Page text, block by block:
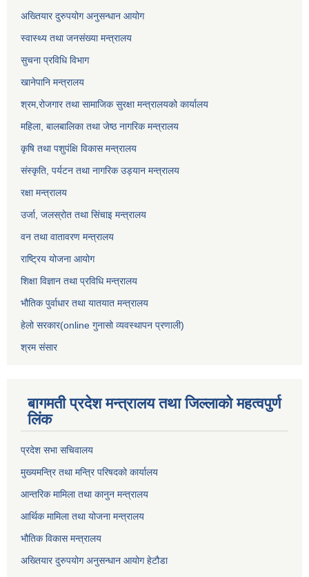
अख्तियार दुरुपयोग अनुसन्धान आयोग
स्वास्थ्य तथा जनसंख्या मन्त्रालय
सुचना प्रविधि विभाग
खानेपानि मन्त्रालय
श्रम,रोजगार तथा सामाजिक सुरक्षा मन्त्रालयको कार्यालय
महिला, बालबालिका तथा जेष्ठ नागरिक मन्त्रालय
कृषि तथा पशुपंक्षि विकास मन्त्रालय
संस्कृति, पर्यटन तथा नागरिक उड्‍यान मन्त्रालय
रक्षा मन्त्रालय
उर्जा, जलस्रोत तथा सिंचाइ मन्त्रालय
वन तथा वातावरण मन्त्रालय
राष्ट्रिय योजना आयोग
शिक्षा विज्ञान तथा प्रविधि मन्त्रालय
भौतिक पुर्वाधार तथा यातयात मन्त्रालय
हेलो सरकार(online गुनासो व्यवस्थापन प्रणाली)
श्रम संसार
बागमती प्रदेश मन्त्रालय तथा जिल्लाको महत्वपुर्ण
लिंक
प्रदेश सभा सचिवालय
मुख्यमन्त्रि तथा मन्त्रि परिषदको कार्यालय
आन्तरिक मामिला तथा कानुन मन्त्रालय
आर्थिक मामिला तथा योजना मन्त्रालय
भौतिक विकास मन्त्रालय
अख्तियार दुरुपयोग अनुसन्धान आयोग हेटौडा